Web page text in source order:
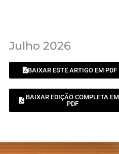
Julho 2026
BAIXAR ESTE ARTIGO EM PDF
BAIXAR EDIÇÃO COMPLETA EM
PDF